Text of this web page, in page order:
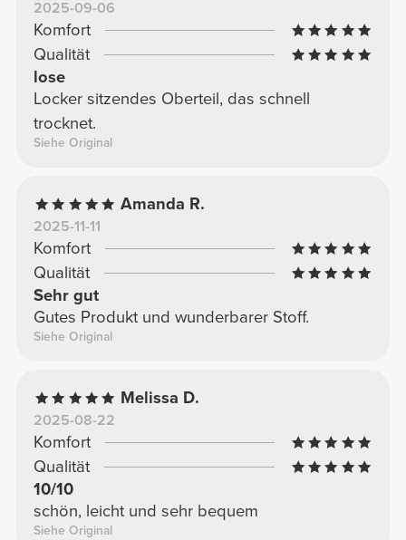
2025-09-06
Komfort
Qualität
lose
Locker sitzendes Oberteil, das schnell
trocknet.
Siehe Original
Amanda R.
2025-11-11
Komfort
Qualität
Sehr gut
Gutes Produkt und wunderbarer Stoff.
Siehe Original
Melissa D.
2025-08-22
Komfort
Qualität
10/10
schön, leicht und sehr bequem
Siehe Original